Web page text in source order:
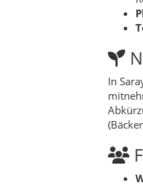
Trakya
dazu